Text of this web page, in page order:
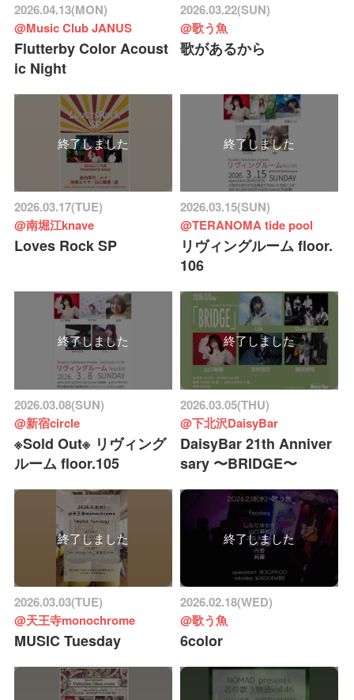
2026.04.13(MON)
@Music Club JANUS
Flutterby Color Acoust
ic Night
2026.03.22(SUN)
@歌う魚
歌があるから
終了しました
2026.03.17(TUE)
@南堀江knave
Loves Rock SP
終了しました
2026.03.15(SUN)
@TERANOMA tide pool
リヴィングルーム floor.
106
終了しました
2026.03.08(SUN)
@新宿circle
※Sold Out※ リヴィング
ルーム floor.105
終了しました
2026.03.05(THU)
@下北沢DaisyBar
DaisyBar 21th Anniver
sary 〜BRIDGE〜
終了しました
2026.03.03(TUE)
@天王寺monochrome
MUSIC Tuesday
終了しました
2026.02.18(WED)
@歌う魚
6color